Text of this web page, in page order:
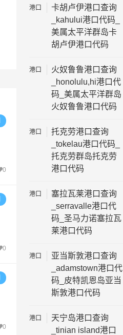
0
0
0
港口
卡胡卢伊港口查询
_kahului港口代码_
美属太平洋群岛卡
胡卢伊港口代码
港口
火奴鲁鲁港口查询
_honolulu,hi港口代
码_美属太平洋群岛
火奴鲁鲁港口代码
港口
托克劳港口查询
_tokelau港口代码_
托克劳群岛托克劳
港口代码
港口
塞拉瓦莱港口查询
_serravalle港口代
码_圣马力诺塞拉瓦
莱港口代码
港口
亚当斯敦港口查询
_adamstown港口代
码_皮特凯恩岛亚当
斯敦港口代码
港口
天宁岛港口查询
_tinian island港口